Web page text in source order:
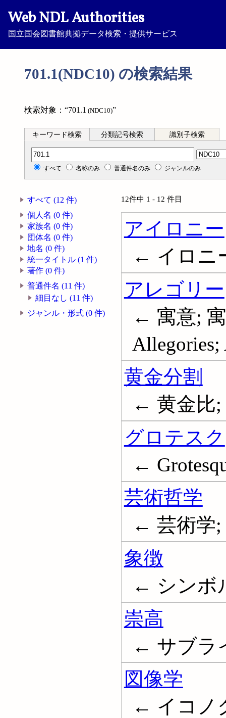
Web NDL Authorities
国立国会図書館典拠データ検索・提供サービス
701.1(NDC10) の検索結果
検索対象：“701.1 (NDC10)”
キーワード検索 分類記号検索 識別子検索
分類記号検索
すべて 名称のみ 普通件名のみ ジャンルのみ
すべて (12 件)
個人名 (0 件)
家族名 (0 件)
団体名 (0 件)
地名 (0 件)
統一タイトル (1 件)
著作 (0 件)
普通件名 (11 件)
細目なし (11 件)
ジャンル・形式 (0 件)
12件中 1 - 12 件目
アイロニー
← イロニ
アレゴリー
← 寓意;
黄金分割
← 黄金比;
グロテスク
←
芸術哲学
← 芸術学;
象徴
← シンボ
崇高
← サブラ
図像学
← イコノ